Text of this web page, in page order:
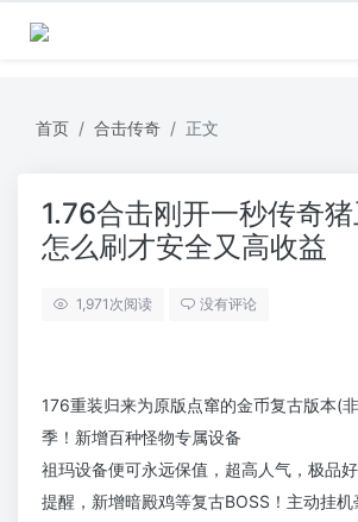
首页 合击传奇 正文
1.76合击刚开一秒传奇
怎么刷才安全又高收益
1,971 次阅读 没有评论
176重装归来为原版点窜的金币复古版本(
季！新增百种怪物专属设备
祖玛设备便可永远保值，超高人气，极品
提醒，新增暗殿鸡等复古BOSS！主动挂机